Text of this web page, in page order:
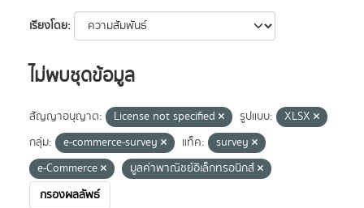
เรียงโดย
ไม่พบชุดข้อมูล
สัญญาอนุญาต: License not specified รูปแบบ:
XLSX
กลุ่ม:
e-commerce-survey แท็ค:
survey
e-Commerce
มูลค่าพาณิชย์อิเล็กทรอนิกส์
กรองผลลัพธ์